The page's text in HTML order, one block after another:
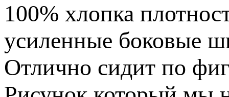
100% хлопка
усиленные боковые
Отлично сидит по